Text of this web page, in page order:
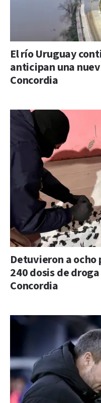
El río Uruguay
anticipan una
Concordia
Detuvieron a ocho
240 dosis de
Concordia